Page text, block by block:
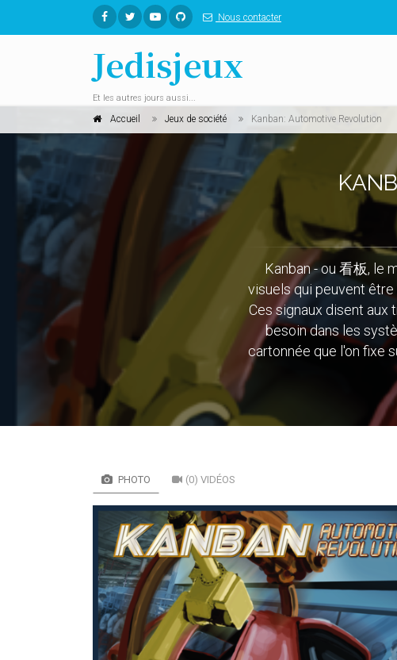
Nous contacter
Jedisjeux
Et les autres jours aussi...
Accueil Jeux de société Kanban: Automotive Revolution
Kanban - ou 看板, le
visuels qui peuvent être
Ces signaux disent aux
besoin dans les
cartonnée que l'on fixe
PHOTO (0) VIDÉOS